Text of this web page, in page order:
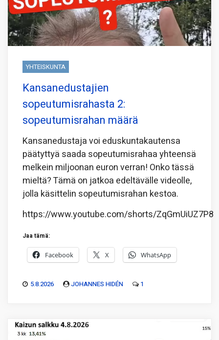
YHTEISKUNTA
Kansanedustajien
sopeutumisrahasta 2:
sopeutumisrahan määrä
Kansanedustaja voi eduskuntakautensa
päätyttyä saada sopeutumisrahaa yhteensä
melkein miljoonan euron verran! Onko tässä
mieltä? Tämä on jatkoa edeltävälle videolle,
jolla käsittelin sopeutumisrahan kestoa.
https://www.youtube.com/shorts/ZqGmUiUZ7P8
Jaa tämä:
Facebook X WhatsApp
5.8.2026 JOHANNES HIDÉN 1